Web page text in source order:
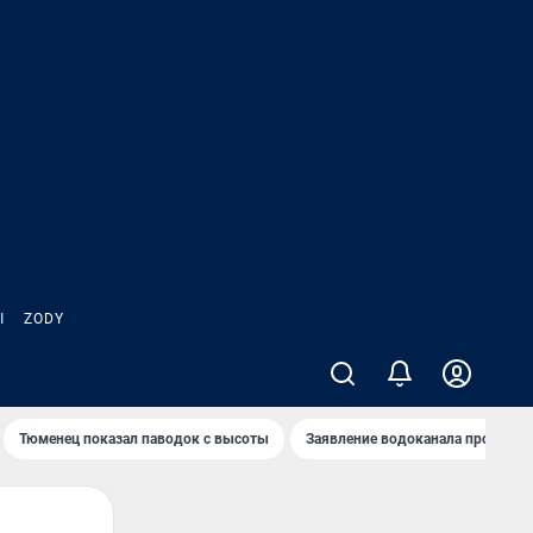
ZODY
Тюменец показал паводок с высоты Заявление водоканала про